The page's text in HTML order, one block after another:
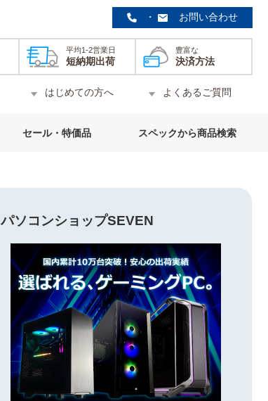
・ お問い合わせ
平均1-2営業日
短納期出荷
豊富な
決済方法
はじめての方へ よくあるご質問
セール・特価品 スペックから商品検索
パソコンショップSEVEN